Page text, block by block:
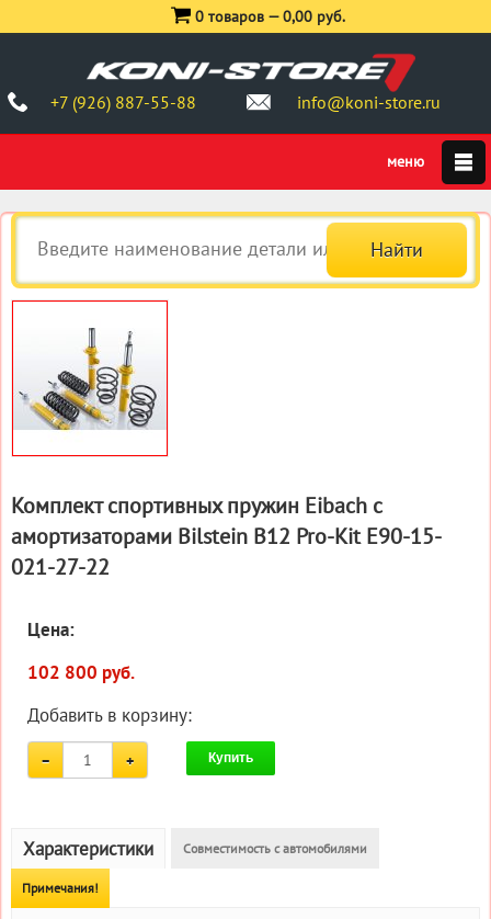
+7 (926) 887-55-88 info@koni-store.ru
0 товаров —0,00 руб.
Комплект спортивных пружин Eibach с
амортизаторами Bilstein B12 Pro-Kit E90-15-
021-27-22
Цена:
102 800 руб.
Добавить в корзину:
Купить
Характеристики Совместимость с автомобилями
Примечания!